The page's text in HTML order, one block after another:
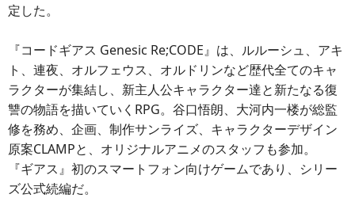
定した。
『コードギアス Genesic Re;CODE』は、ルルーシュ、アキ
ト、連夜、オルフェウス、オルドリンなど歴代全てのキャ
ラクターが集結し、新主人公キャラクター達と新たなる復
讐の物語を描いていくRPG。谷口悟朗、大河内一楼が総監
修を務め、企画、制作サンライズ、キャラクターデザイン
原案CLAMPと、オリジナルアニメのスタッフも参加。
『ギアス』初のスマートフォン向けゲームであり、シリー
ズ公式続編だ。